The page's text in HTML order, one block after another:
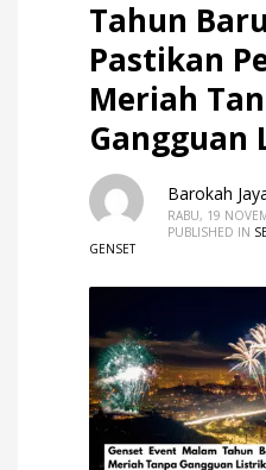
Tahun
Pastikan
Meriah
Gangguan
Barokah
RABU, 19
PUBLISHED IN
GENSET